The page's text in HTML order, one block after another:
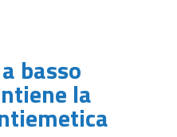
basso
la